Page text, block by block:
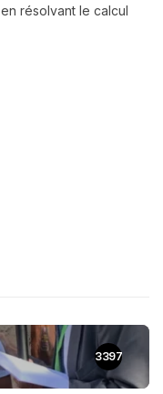
résolvant le calcul
3397